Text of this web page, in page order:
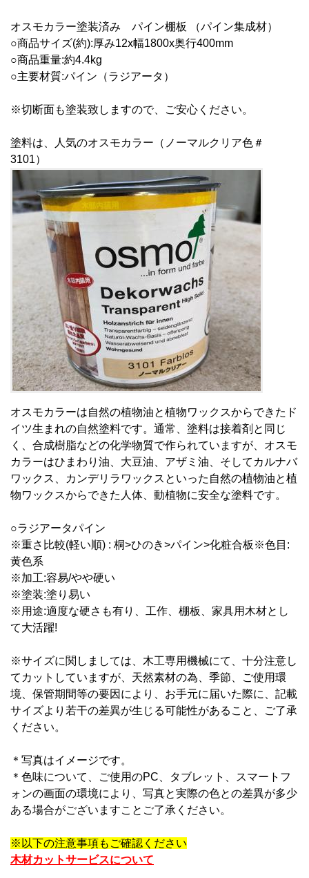
オスモカラー塗装済み パイン棚板 （パイン集成材）
○商品サイズ(約):厚み12x幅1800x奥行400mm
○商品重量:約4.4kg
○主要材質:パイン（ラジアータ）
※切断面も塗装致しますので、ご安心ください。
塗料は、人気のオスモカラー（ノーマルクリア色＃
3101）
オスモカラーは自然の植物油と植物ワックスからできたド
イツ生まれの自然塗料です。通常、塗料は接着剤と同じ
く、合成樹脂などの化学物質で作られていますが、オスモ
カラーはひまわり油、大豆油、アザミ油、そしてカルナバ
ワックス、カンデリラワックスといった自然の植物油と植
物ワックスからできた人体、動植物に安全な塗料です。
○ラジアータパイン
※重さ比較(軽い順) : 桐>ひのき>パイン>化粧合板※色目:
黄色系
※加工:容易/やや硬い
※塗装:塗り易い
※用途:適度な硬さも有り、工作、棚板、家具用木材とし
て大活躍!
※サイズに関しましては、木工専用機械にて、十分注意し
てカットしていますが、天然素材の為、季節、ご使用環
境、保管期間等の要因により、お手元に届いた際に、記載
サイズより若干の差異が生じる可能性があること、ご了承
ください。
＊写真はイメージです。
＊ 色味について、ご使用のPC、タブレット、スマートフ
ォンの画面の環境により、写真と実際の色との差異が多少
ある場合がございますことご了承ください。
※以下の注意事項もご確認ください
木材カットサービスについて